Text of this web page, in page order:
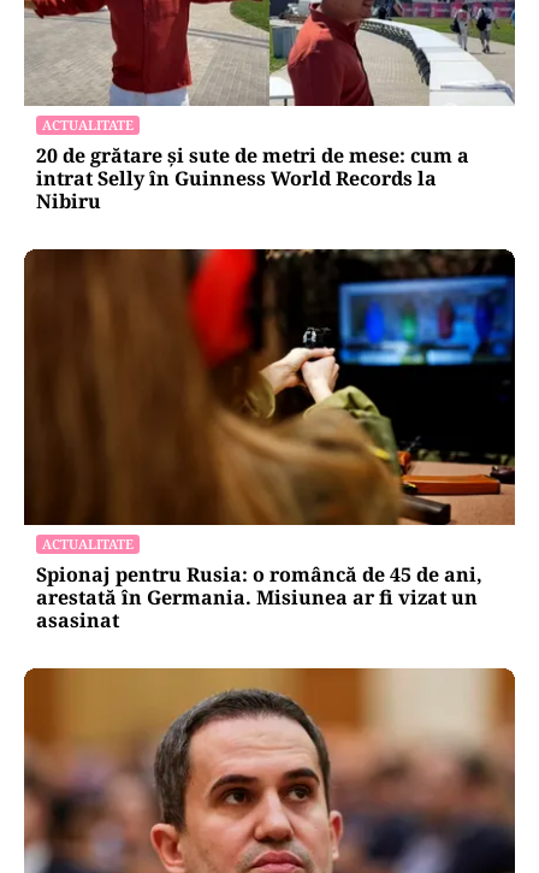
ACTUALITATE
20 de grătare și sute de metri de mese: cum a
intrat Selly în Guinness World Records la
Nibiru
ACTUALITATE
Spionaj pentru Rusia: o româncă de 45 de ani,
arestată în Germania. Misiunea ar fi vizat un
asasinat